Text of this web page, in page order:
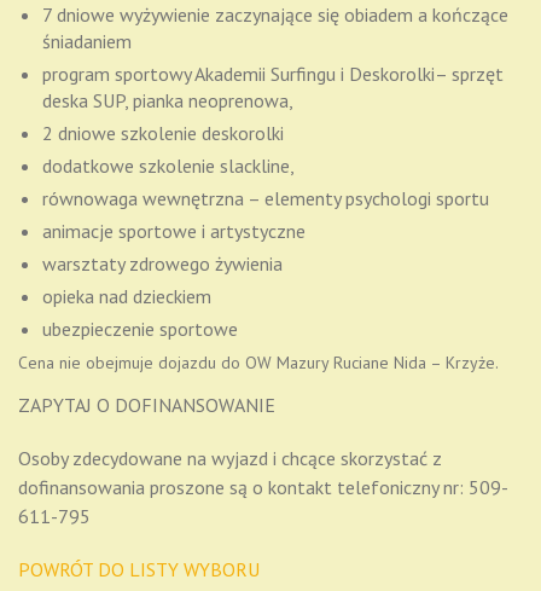
7 dniowe wyżywienie zaczynające się obiadem a kończące
śniadaniem
program sportowy Akademii Surfingu i Deskorolki– sprzęt
deska SUP, pianka neoprenowa,
2 dniowe szkolenie deskorolki
dodatkowe szkolenie slackline,
równowaga wewnętrzna – elementy psychologi sportu
animacje sportowe i artystyczne
warsztaty zdrowego żywienia
opieka nad dzieckiem
ubezpieczenie sportowe
Cena nie obejmuje dojazdu do OW Mazury Ruciane Nida – Krzyże.
ZAPYTAJ O DOFINANSOWANIE
Osoby zdecydowane na wyjazd i chcące skorzystać z
dofinansowania proszone są o kontakt telefoniczny nr: 509-
611-795
POWRÓT DO LISTY WYBORU